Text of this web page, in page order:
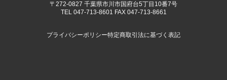
〒272-0827 千葉県市川市国府台5丁目10番7号
TEL 047-713-8601 FAX 047-713-8661
プライバシーポリシー特定商取引法に基づく表記